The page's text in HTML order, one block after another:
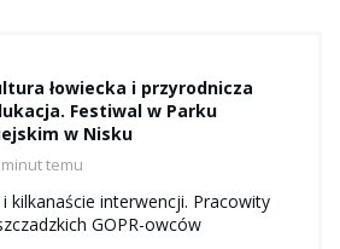
łowiecka i przyrodnicza
Festiwal w Parku
w Nisku
minut temu
kilkanaście interwencji. Pracowity
GOPR-owców